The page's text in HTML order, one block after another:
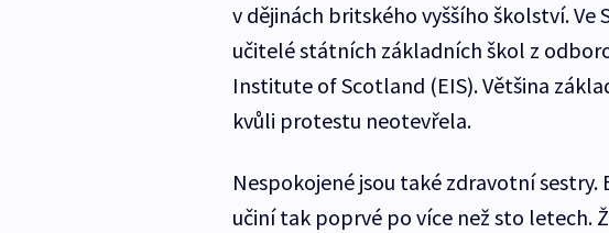
v dějinách britského vyššího školství.
učitelé státních základních škol z
Institute of Scotland (EIS). Většina
kvůli protestu neotevřela.
Nespokojené jsou také zdravotní sestry.
učiní tak poprvé po více než sto letech.